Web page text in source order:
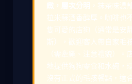
緻，層次分明 ，抹茶味濃
拉米蘇酒香醇厚。咖啡也
隻可愛的店狗（通常是安
斯），歡迎客人帶自家毛
（需牽繩、注意禮貌）。
地提供狗狗零食和水碗，
沒有正式的毛孩餐點，適